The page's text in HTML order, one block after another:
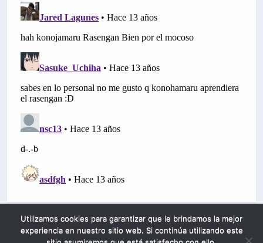
Utilizamos cookies para garantizar que le brindamos la mejor
experiencia en nuestro sitio web. Si continúa utilizando este